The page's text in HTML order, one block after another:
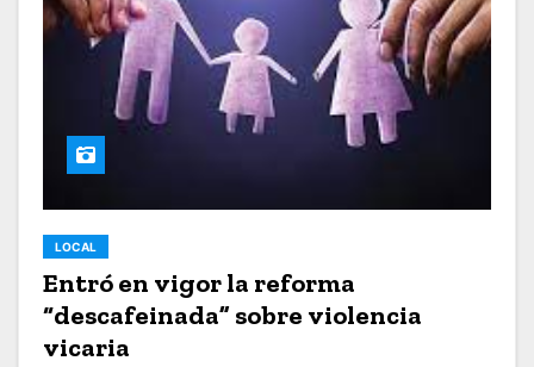
LOCAL
Entró en vigor la reforma
“descafeinada” sobre violencia
vicaria